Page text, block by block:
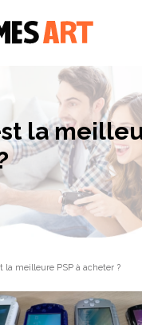
la
la meilleure PSP à acheter ?